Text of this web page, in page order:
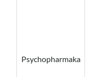
Psychopharmaka